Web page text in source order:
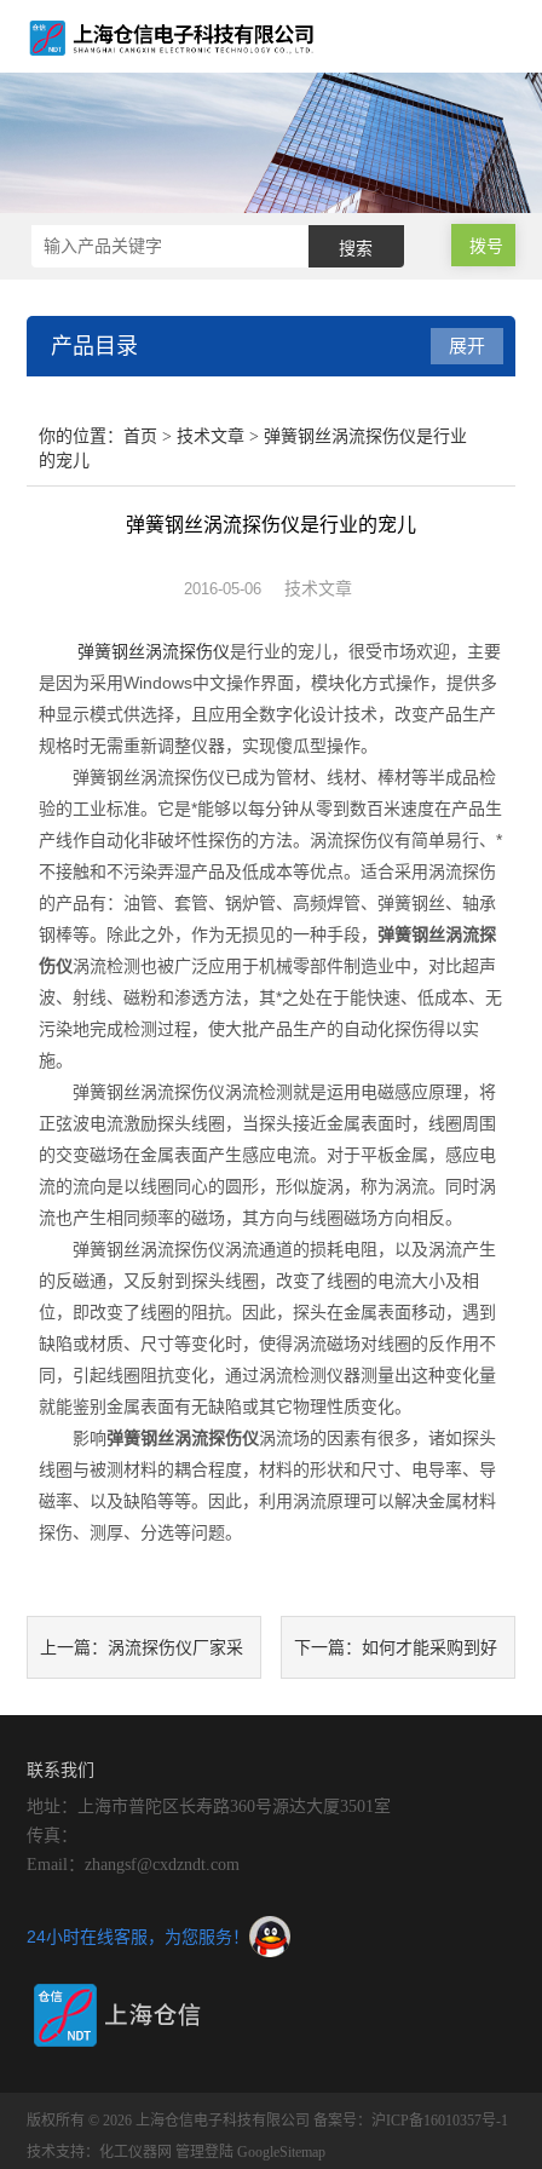
拨号
产品目录
涡流探伤设备
涡流探伤机
展开
你的位置：首页 >技术文章 > 弹簧钢丝涡流探伤仪是行业
的宠儿
弹簧钢丝涡流探伤仪是行业的宠儿
2016-05-06 技术文章
弹簧钢丝涡流探伤仪是行业的宠儿，很受市场欢迎，主要
是因为采用Windows中文操作界面，模块化方式操作，提供多
种显示模式供选择，且应用全数字化设计技术，改变产品生产
规格时无需重新调整仪器，实现傻瓜型操作。
弹簧钢丝涡流探伤仪已成为管材、线材、棒材等半成品检
验的工业标准。它是*能够以每分钟从零到数百米速度在产品生
产线作自动化非破坏性探伤的方法。涡流探伤仪有简单易行、*
不接触和不污染弄湿产品及低成本等优点。适合采用涡流探伤
的产品有：油管、套管、锅炉管、高频焊管、弹簧钢丝、轴承
钢棒等。除此之外，作为无损见的一种手段，弹簧钢丝涡流探
伤仪涡流检测也被广泛应用于机械零部件制造业中，对比超声
波、射线、磁粉和渗透方法，其*之处在于能快速、低成本、无
污染地完成检测过程，使大批产品生产的自动化探伤得以实
施。
弹簧钢丝涡流探伤仪涡流检测就是运用电磁感应原理，将
正弦波电流激励探头线圈，当探头接近金属表面时，线圈周围
的交变磁场在金属表面产生感应电流。对于平板金属，感应电
流的流向是以线圈同心的圆形，形似旋涡，称为涡流。同时涡
流也产生相同频率的磁场，其方向与线圈磁场方向相反。
弹簧钢丝涡流探伤仪涡流通道的损耗电阻，以及涡流产生
的反磁通，又反射到探头线圈，改变了线圈的电流大小及相
位，即改变了线圈的阻抗。因此，探头在金属表面移动，遇到
缺陷或材质、尺寸等变化时，使得涡流磁场对线圈的反作用不
同，引起线圈阻抗变化，通过涡流检测仪器测量出这种变化量
就能鉴别金属表面有无缺陷或其它物理性质变化。
影响弹簧钢丝涡流探伤仪涡流场的因素有很多，诸如探头
线圈与被测材料的耦合程度，材料的形状和尺寸、电导率、导
磁率、以及缺陷等等。因此，利用涡流原理可以解决金属材料
探伤、测厚、分选等问题。
上一篇：涡流探伤仪厂家采 下一篇： 如何才能采购到好
联系我们
地址：上海市普陀区长寿路360号源达大厦3501室
传真：
Email：zhangsf@cxdzndt.com
24小时在线客服，为您服务！
版权所有 © 2026 上海仓信电子科技有限公司 备案号：沪ICP备16010357号-1
技术支持： 化工仪器网 管理登陆 GoogleSitemap